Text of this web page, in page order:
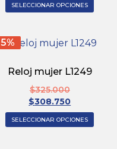
SELECCIONAR OPCIONES
5%
Reloj mujer L1249
$325.000
$308.750
SELECCIONAR OPCIONES